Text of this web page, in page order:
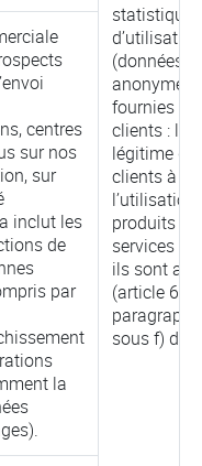
statistiques
d’utilisation
(données
anonymes)
fournies à
clients :
légitime de
clients à
l’utilisation
produits ou
services
ils sont
(article 6,
sous f) du
centres
sur nos
sur
inclut les
de
par
la